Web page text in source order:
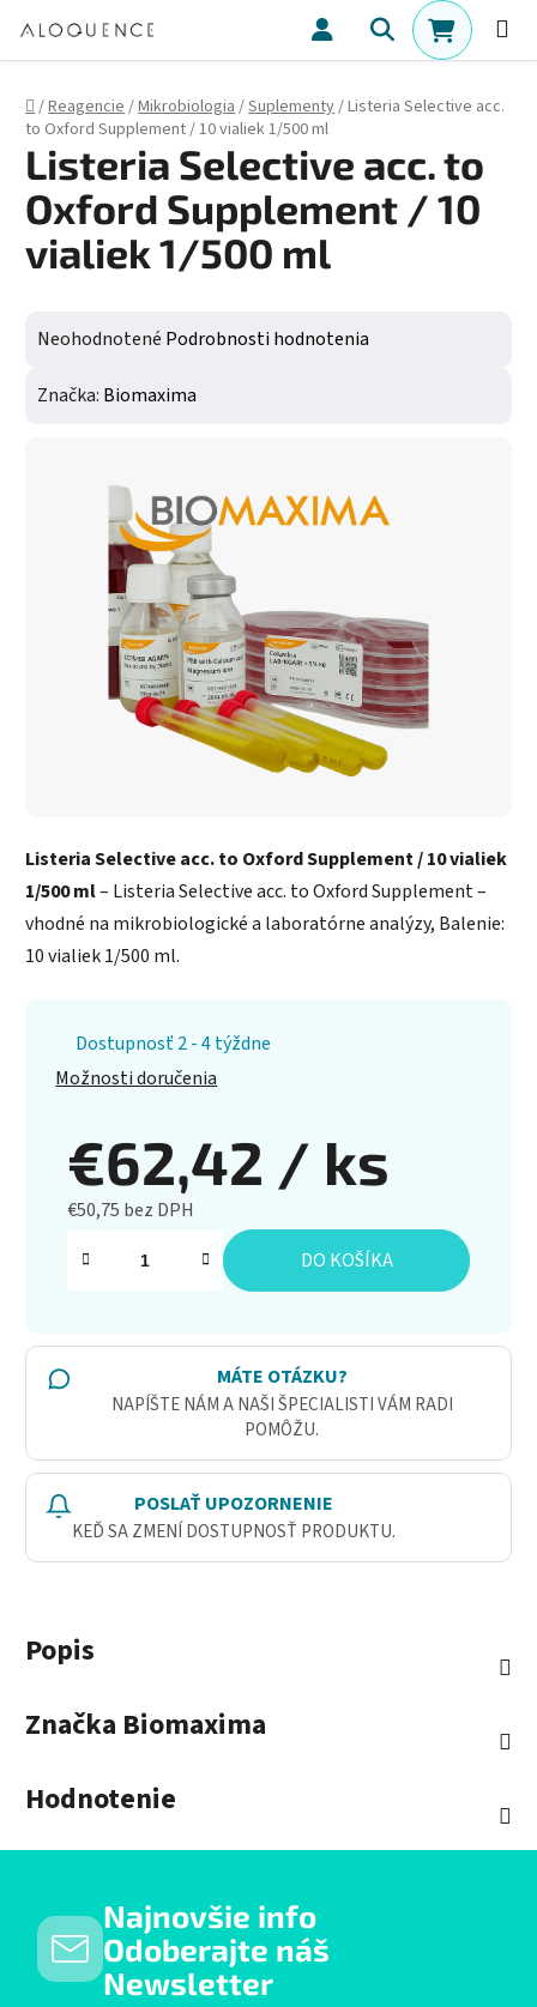
Hľadať
Domov
/Reagencie/Mikrobiologia/Suplementy/Listeria Selective acc.
to Oxford Supplement / 10 vialiek 1/500 ml
Listeria Selective acc. to Oxford Supplement / 10 vialiek
1/500 ml– Listeria Selective acc. to Oxford Supplement –
vhodné na mikrobiologické a laboratórne analýzy, Balenie:
10 vialiek 1/500 ml.
Dostupnosť 2 - 4 týždne
Možnosti doručenia
€62,42 / ks
€50,75 bez DPH
Jednotková cena:
DO KOŠÍKA
MÁTE OTÁZKU?
NAPÍŠTE NÁM A NAŠI ŠPECIALISTI VÁM RADI
POMÔŽU.
POSLAŤ UPOZORNENIE
KEĎ SA ZMENÍ DOSTUPNOSŤ PRODUKTU.
Listeria Selective acc. to
Oxford Supplement / 10
vialiek 1/500 ml
Priemerné hodnotenie produktu je 0,0 z 5 hviezdičiek.
Neohodnotené Podrobnosti hodnotenia
Značka: Biomaxima
Popis
Značka Biomaxima
Hodnotenie
Najnovšie info
Odoberajte náš
Newsletter